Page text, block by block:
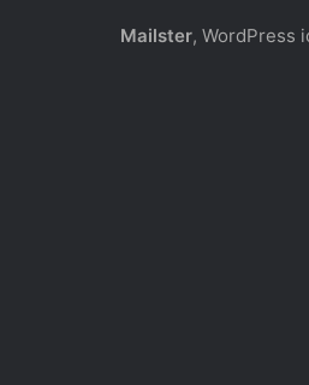
Mailster, WordPress